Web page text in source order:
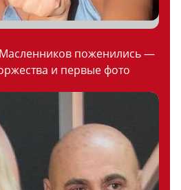
поженились —
и первые фото